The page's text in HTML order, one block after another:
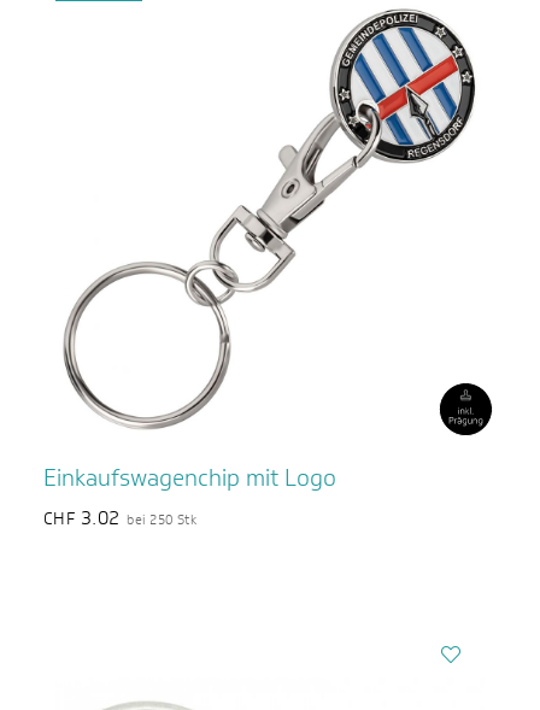
Einkaufswagenchip mit Logo
CHF 3.02 bei 250 Stk